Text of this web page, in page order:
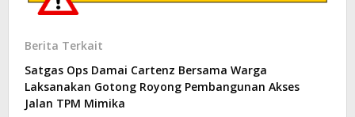
Berita Terkait
Satgas Ops Damai Cartenz Bersama Warga
Laksanakan Gotong Royong Pembangunan Akses
Jalan TPM Mimika